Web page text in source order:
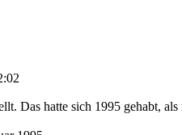
Das hatte sich 1995 gehabt,